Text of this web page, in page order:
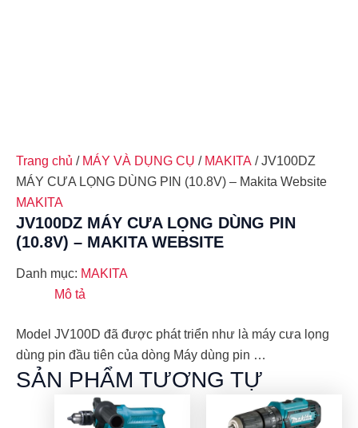
Trang chủ / MÁY VÀ DỤNG CỤ / MAKITA / JV100DZ
MÁY CƯA LỌNG DÙNG PIN (10.8V) – Makita Website
MAKITA
JV100DZ MÁY CƯA LỌNG DÙNG PIN
(10.8V) – MAKITA WEBSITE
Danh mục: MAKITA
Mô tả
Model JV100D đã được phát triển như là máy cưa lọng
dùng pin đầu tiên của dòng Máy dùng pin …
SẢN PHẨM TƯƠNG TỰ